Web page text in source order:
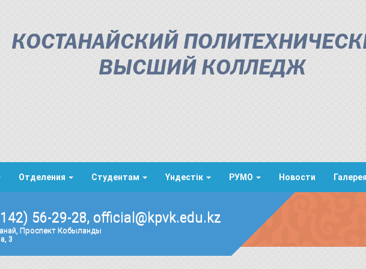
КОСТАНАЙСКИЙ
ВЫСШИЙ КОЛЛЕДЖ
Отделения Студентам Үндестік РУМО Новости Галерея
56-29-28, official@kpvk.edu.kz
Проспект Кобыланды
3